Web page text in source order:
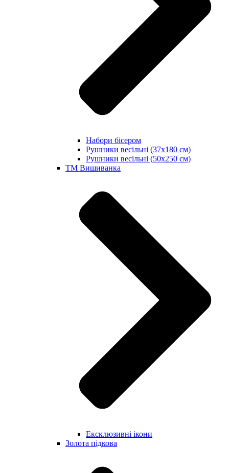
Набори бісером
Рушники весільні (37х180 см)
Рушники весільні (50х250 см)
ТМ Вишиванка
Ексклюзивні ікони
Золота підкова